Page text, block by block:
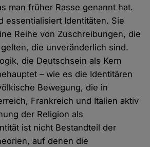
man früher Rasse genannt hat.
essentialisiert Identitäten. Sie
Reihe von Zuschreibungen, die
die unveränderlich sind.
die Deutschsein als Kern
– wie es die Identitären
Bewegung, die in
Frankreich und Italien aktiv
der Religion als
ist nicht Bestandteil der
auf denen die